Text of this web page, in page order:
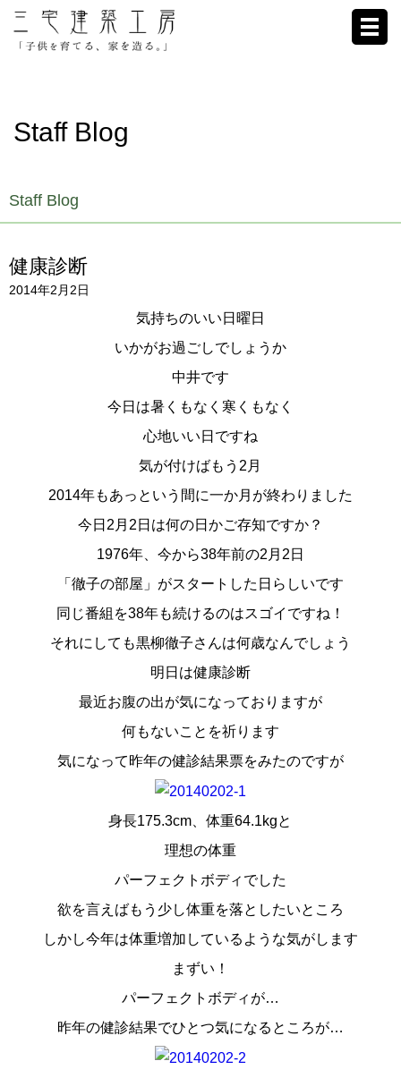
ブログ
お客様の声
スタッフ紹介
Staff Blog
Staff Blog
健康診断
2014年2月2日
気持ちのいい日曜日
いかがお過ごしでしょうか
中井です
今日は暑くもなく寒くもなく
心地いい日ですね
気が付けばもう2月
2014年もあっという間に一か月が終わりました
今日2月2日は何の日かご存知ですか？
1976年、今から38年前の2月2日
「徹子の部屋」がスタートした日らしいです
同じ番組を38年も続けるのはスゴイですね！
それにしても黒柳徹子さんは何歳なんでしょう
明日は健康診断
最近お腹の出が気になっておりますが
何もないことを祈ります
気になって昨年の健診結果票をみたのですが
身長175.3cm、体重64.1kgと
理想の体重
パーフェクトボディでした
欲を言えばもう少し体重を落としたいところ
しかし今年は体重増加しているような気がします
まずい！
パーフェクトボディが…
昨年の健診結果でひとつ気になるところが…